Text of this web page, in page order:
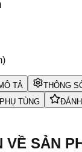
TẢ THÔNG
PHỤ TÙNG
VỀ SẢN